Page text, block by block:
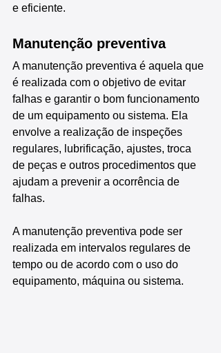
e eficiente.
Manutenção preventiva
A manutenção preventiva é aquela que
é realizada com o objetivo de evitar
falhas e garantir o bom funcionamento
de um equipamento ou sistema. Ela
envolve a realização de inspeções
regulares, lubrificação, ajustes, troca
de peças e outros procedimentos que
ajudam a prevenir a ocorrência de
falhas.
A manutenção preventiva pode ser
realizada em intervalos regulares de
tempo ou de acordo com o uso do
equipamento, máquina ou sistema.